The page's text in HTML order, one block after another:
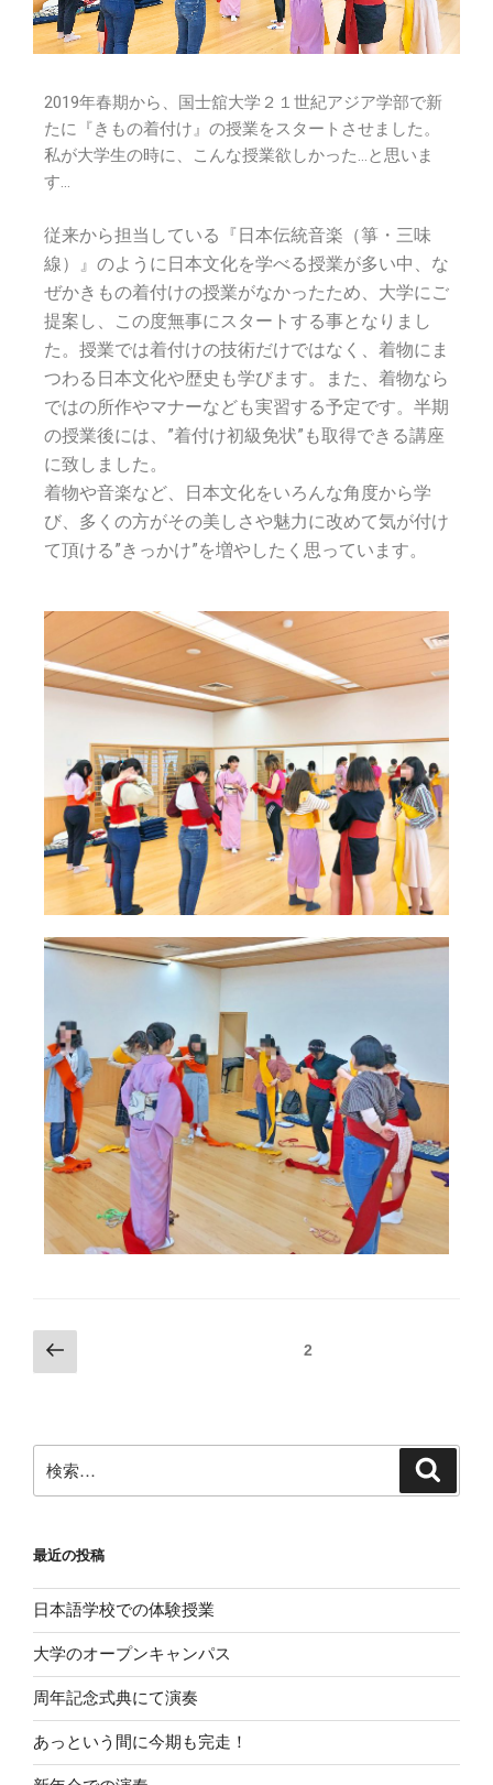
2019年春期から、国士舘大学２１世紀アジア学部で新
たに『きもの着付け』の授業をスタートさせました。
私が大学生の時に、こんな授業欲しかった…と思いま
す…
従来から担当している『日本伝統音楽（箏・三味
線）』のように日本文化を学べる授業が多い中、な
ぜかきもの着付けの授業がなかったため、大学にご
提案し、この度無事にスタートする事となりまし
た。 授業では着付けの技術だけではなく、着物にま
つわる日本文化や歴史も学びます。また、着物なら
ではの所作やマナーなども実習する予定です。 半期
の授業後には、”着付け初級免状”も取得できる講座
に致しました。
着物や音楽など、日本文化をいろんな角度から学
び、多くの方がその美しさや魅力に改めて気が付け
て頂ける”きっかけ”を増やしたく思っています。
2
最近の投稿
日本語学校での体験授業
大学のオープンキャンパス
周年記念式典にて演奏
あっという間に今期も完走！